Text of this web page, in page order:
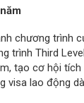
chương trình
trình Third
tạo cơ hội tích
visa lao động